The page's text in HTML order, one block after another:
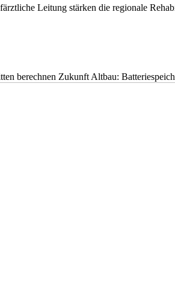
Leitung stärken die regionale
berechnen Zukunft Altbau: